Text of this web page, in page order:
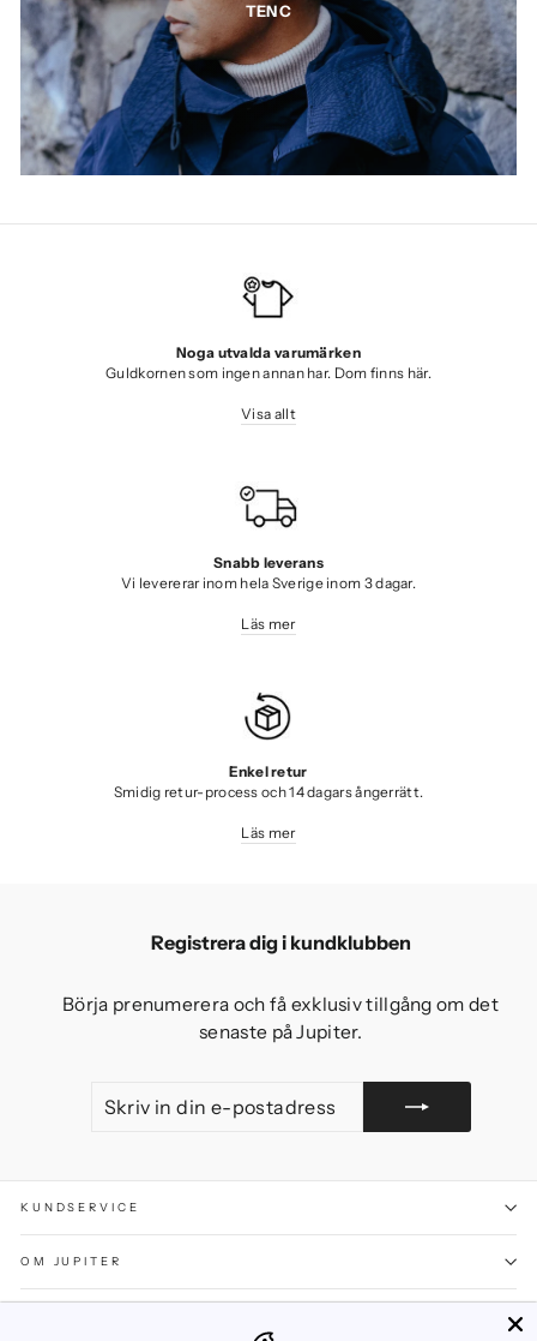
TEN C
Noga utvalda varumärken
Guldkornen som ingen annan har. Dom finns här.
Visa allt
Snabb leverans
Vi levererar inom hela Sverige inom 3 dagar.
Läs mer
Enkel retur
Smidig retur-process och 14 dagars ångerrätt.
Läs mer
Registrera dig i kundklubben
Börja prenumerera och få exklusiv tillgång om det
senaste på Jupiter.
IN
MED
KUNDSERVICE
OM JUPITER